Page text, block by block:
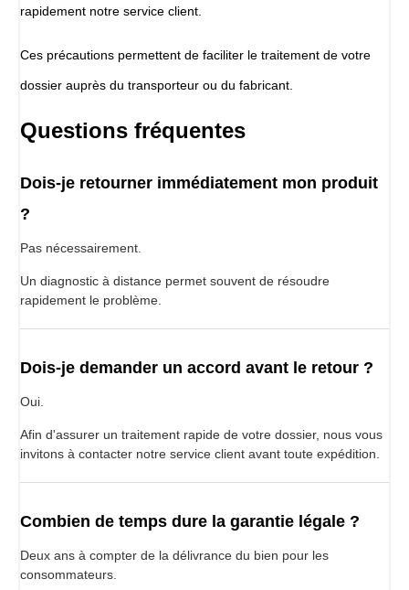
rapidement notre service client.
Ces précautions permettent de faciliter le traitement de votre
dossier auprès du transporteur ou du fabricant.
Questions fréquentes
Dois-je retourner immédiatement mon produit
?
Pas nécessairement.
Un diagnostic à distance permet souvent de résoudre
rapidement le problème.
Dois-je demander un accord avant le retour ?
Oui.
Afin d'assurer un traitement rapide de votre dossier, nous vous
invitons à contacter notre service client avant toute expédition.
Combien de temps dure la garantie légale ?
Deux ans à compter de la délivrance du bien pour les
consommateurs.